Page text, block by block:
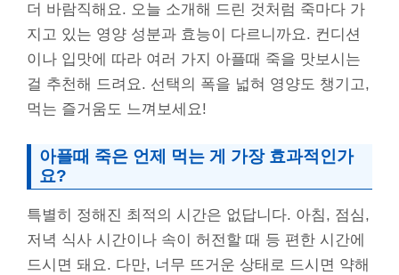
더 바람직해요. 오늘 소개해 드린 것처럼 죽마다 가
지고 있는 영양 성분과 효능이 다르니까요. 컨디션
이나 입맛에 따라 여러 가지 아플때 죽을 맛보시는
걸 추천해 드려요. 선택의 폭을 넓혀 영양도 챙기고,
먹는 즐거움도 느껴보세요!
아플때 죽은 언제 먹는 게 가장 효과적인가
요?
특별히 정해진 최적의 시간은 없답니다. 아침, 점심,
저녁 식사 시간이나 속이 허전할 때 등 편한 시간에
드시면 돼요. 다만, 너무 뜨거운 상태로 드시면 약해